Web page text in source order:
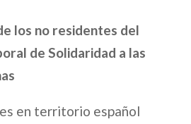
los no residentes del
de Solidaridad a las
en territorio español